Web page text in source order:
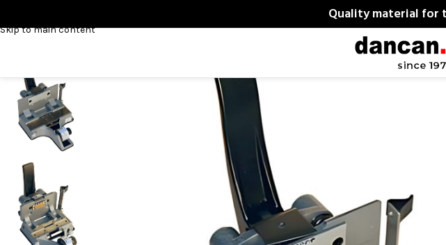
Skip to main content
Quality material for